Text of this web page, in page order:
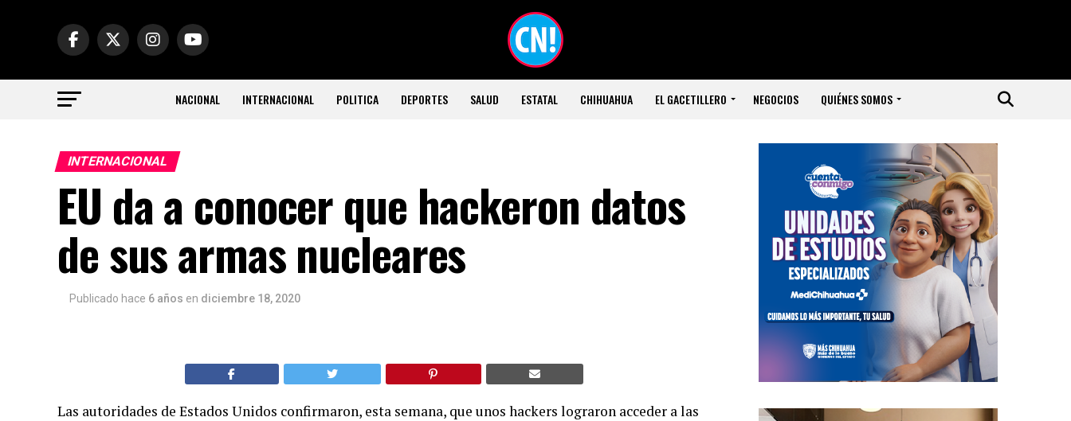
NACIONAL INTERNACIONAL POLITICA DEPORTES SALUD ESTATAL CHIHUAHUA EL GACETILLERO NEGOCIOS QUIÉNES SOMOS
INTERNACIONAL
EU da a conocer que hackeron datos
de sus armas nucleares
Publicado hace 6 años en diciembre 18, 2020
Las autoridades de Estados Unidos confirmaron, esta semana, que unos hackers lograron acceder a las